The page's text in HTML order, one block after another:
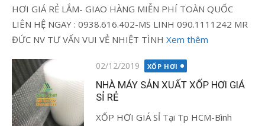
HƠI GIÁ RẺ LẮM- GIAO HÀNG MIỄN PHÍ TOÀN QUỐC
LIÊN HỆ NGAY : 0938.616.402-MS LINH 090.1111242 MR
ĐỨC NV TƯ VẤN VUI VẺ NHIỆT TÌNH Xem thêm
Đăng
vào
02/12/2019 XỐP HƠI
NHÀ MÁY SẢN XUẤT XỐP HƠI GIÁ
SỈ RẺ
XỐP HƠI GIÁ SỈ Tại Tp HCM-Bình